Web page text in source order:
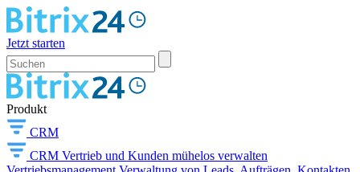
Jetzt starten
Produkt
CRM
CRM Vertrieb und Kunden mühelos verwalten